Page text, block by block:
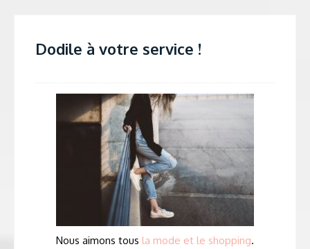
Dodile à votre service !
Nous aimons tous la mode et le shopping.